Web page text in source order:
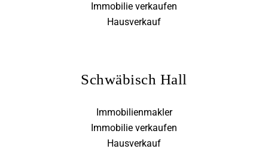
Immobilie verkaufen
Hausverkauf
Schwäbisch Hall
Immobilienmakler
Immobilie verkaufen
Hausverkauf